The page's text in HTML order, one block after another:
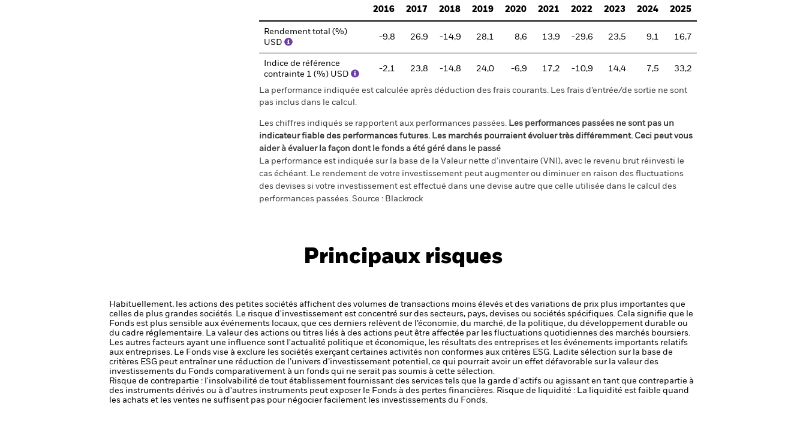
2016
2017 2018 2019 2020 2021 2022 2023 2024 2025
Rendement total (%)
USD
-9,8 26,9 -14,9 28,1 8,6 13,9 -29,6 23,5 9,1 16,7
Indice de référence
contrainte 1 (%) USD
-2,1 23,8 -14,8 24,0 -6,9 17,2 -10,9 14,4 7,5 33,2
La performance indiquée est calculée après déduction des frais courants. Les frais d’entrée/de sortie ne sont
pas inclus dans le calcul.
Les chiffres indiqués se rapportent aux performances passées. Les performances passées ne sont pas un
indicateur fiable des performances futures. Les marchés pourraient évoluer très différemment. Ceci peut vous
aider à évaluer la façon dont le fonds a été géré dans le passé
La performance est indiquée sur la base de la Valeur nette d’inventaire (VNI), avec le revenu brut réinvesti le
cas échéant. Le rendement de votre investissement peut augmenter ou diminuer en raison des fluctuations
des devises si votre investissement est effectué dans une devise autre que celle utilisée dans le calcul des
performances passées. Source : Blackrock
Principaux risques
Habituellement, les actions des petites sociétés affichent des volumes de transactions moins élevés et des variations de prix plus importantes que
celles de plus grandes sociétés. Le risque d'investissement est concentré sur des secteurs, pays, devises ou sociétés spécifiques. Cela signifie que le
Fonds est plus sensible aux événements locaux, que ces derniers relèvent de l’économie, du marché, de la politique, du développement durable ou
du cadre réglementaire. La valeur des actions ou titres liés à des actions peut être affectée par les fluctuations quotidiennes des marchés boursiers.
Les autres facteurs ayant une influence sont l'actualité politique et économique, les résultats des entreprises et les événements importants relatifs
aux entreprises. Le Fonds vise à exclure les sociétés exerçant certaines activités non conformes aux critères ESG. Ladite sélection sur la base de
critères ESG peut entraîner une réduction de l’univers d’investissement potentiel, ce qui pourrait avoir un effet défavorable sur la valeur des
investissements du Fonds comparativement à un fonds qui ne serait pas soumis à cette sélection.
Risque de contrepartie : l'insolvabilité de tout établissement fournissant des services tels que la garde d'actifs ou agissant en tant que contrepartie à
des instruments dérivés ou à d'autres instruments peut exposer le Fonds à des pertes financières. Risque de liquidité : La liquidité est faible quand
les achats et les ventes ne suffisent pas pour négocier facilement les investissements du Fonds.